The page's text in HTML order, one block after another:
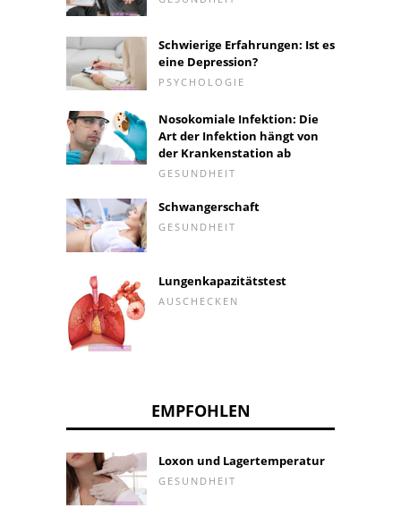
Schwierige Erfahrungen: Ist es
eine Depression?
PSYCHOLOGIE
Nosokomiale Infektion: Die
Art der Infektion hängt von
der Krankenstation ab
GESUNDHEIT
Schwangerschaft
GESUNDHEIT
Lungenkapazitätstest
AUSCHECKEN
EMPFOHLEN
Loxon und Lagertemperatur
GESUNDHEIT